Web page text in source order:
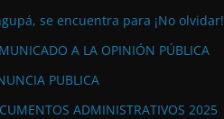
se encuentra para ¡No olvidar!
A LA OPINIÓN PÚBLICA
PUBLICA
ADMINISTRATIVOS 2025